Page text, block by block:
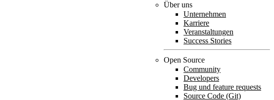
Über uns
Unternehmen
Karriere
Veranstaltungen
Success Stories
Open Source
Community
Developers
Bug und feature requests
Source Code (Git)